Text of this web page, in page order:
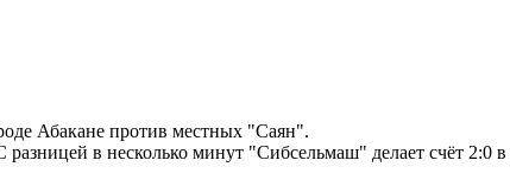
Абакане против местных "Саян".
в несколько минут "Сибсельмаш" делает счёт 2:0 в